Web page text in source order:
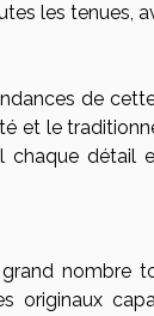
les tenues,
de
et le
chaque détail
nombre
originaux